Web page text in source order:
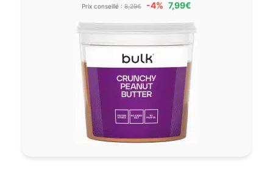
Prix conseillé : 8,29€ -4% 7,99€